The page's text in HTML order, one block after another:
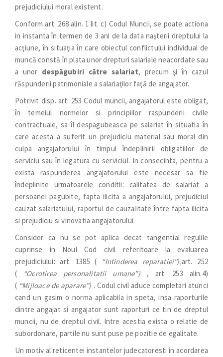
prejudiciului moral existent.
Conform art. 268 alin. 1 lit. c) Codul Muncii, se poate actiona
in instanta în termen de 3 ani de la data naşterii dreptului la
acţiune, în situaţia în care obiectul conflictului individual de
muncă constă în plata unor drepturi salariale neacordate sau
a unor despăgubiri către salariat, precum şi în cazul
răspunderii patrimoniale a salariaţilor faţă de angajator.
Potrivit disp. art. 253 Codul muncii, angajatorul este obligat,
în temeiul normelor si principiilor raspunderii civile
contractuale, sa îl despagubeasca pe salariat în situatia în
care acesta a suferit un prejudiciu material sau moral din
culpa angajatorului în timpul îndeplinirii obligatiilor de
serviciu sau în legatura cu serviciul. In consecinta, pentru a
exista raspunderea angajatorului este necesar sa fie
îndeplinite urmatoarele conditii: calitatea de salariat a
persoanei pagubite, fapta ilicita a angajatorului, prejudiciul
cauzat salariatului, raportul de cauzalitate între fapta ilicita
si prejudiciu si vinovatia angajatorului.
Consider ca nu se pot aplica decat tangential regulile
cuprinse in Noul Cod civil referitoare la evaluarea
prejudiciului: art. 1385 ( “Intinderea reparatiei”),art. 252
(
“Ocrotirea personalitatii umane”) , art. 253 alin.4)
( “Mijloace de aparare”) . Codul civil aduce completari atunci
cand un gasim o norma aplicabila in speta, insa raporturile
dintre angajat si angajator sunt raporturi ce tin de dreptul
muncii, nu de dreptul civil. Intre acestia exista o relatie de
subordonare, partile nu sunt puse pe pozitie de egalitate.
Un motiv al reticentei instantelor judecatoresti in acordarea